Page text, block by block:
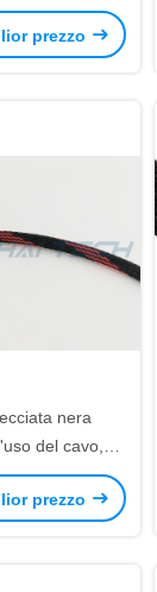
del cavo,
di manicotto
prezzo
nera
del cavo,
della manica
prezzo